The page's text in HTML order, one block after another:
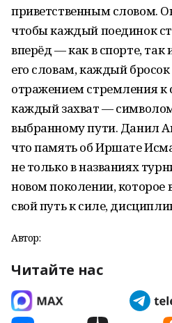
приветственным словом.
чтобы каждый поединок
вперёд — как в спорте,
его словам, каждый
отражением стремления к
каждый захват —
выбранному пути. Данил
что память об Иршате
не только в названиях
новом поколении, которое
свой путь к силе,
Автор:
Читайте нас